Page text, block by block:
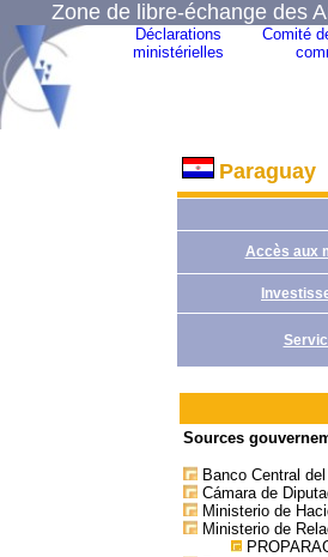
Zone de libre-échange des
Déclarations
ministérielles
Comité
Paraguay
Accès aux
Sources
Banco Central
Cámara de
Ministerio de
Ministerio de